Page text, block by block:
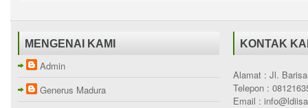
MENGENAI KAMI
Admin
Generus Madura
KONTAK
Alamat : Jl.
Telepon :
Email :